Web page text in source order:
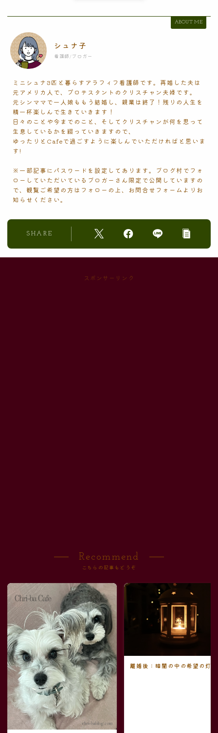
ABOUT ME
シュナ子
看護師/ブロガー
ミニシュナ3匹と暮らすアラフィフ看護師です。再婚した夫は
元アメリカ人で、プロテスタントのクリスチャン夫婦です。
元シンママで一人娘ももう結婚し、親業は終了！残りの人生を
精一杯楽しんで生きていきます！
日々のことや今までのこと、そしてクリスチャンが何を思って
生息しているかを綴っていきますので、
ゆったりとCafeで過ごすように楽しんでいただければと思いま
す!
※一部記事にパスワードを設定してあります。ブログ村でフォ
ローしていただいているブロガーさん限定で公開していますの
で、観覧ご希望の方はフォローの上、お問合せフォームよりお
知らせください。
SHARE
スポンサーリンク
Recommend
こちらの記事もどうぞ
離婚後：暗闇の中の希望の灯り